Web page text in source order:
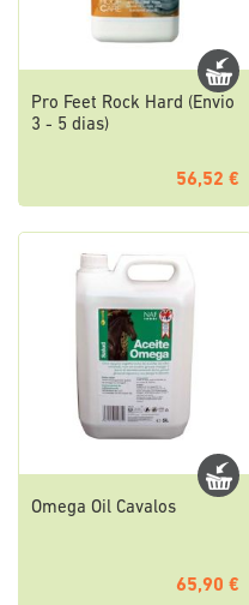
Pro Feet Rock Hard (Envio
3 - 5 dias)
56,52 €
Omega Oil Cavalos
65,90 €